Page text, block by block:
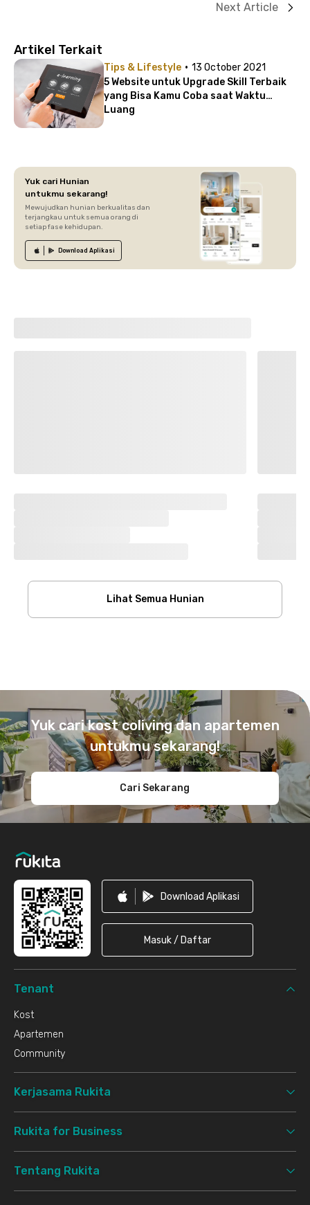
Next Article
Artikel Terkait
Tips & Lifestyle · 13 October 2021
5 Website untuk Upgrade Skill Terbaik
yang Bisa Kamu Coba saat Waktu
Luang
Yuk cari Hunian
untukmu sekarang!
Mewujudkan hunian berkualitas dan
terjangkau untuk semua orang di
setiap fase kehidupan.
Download Aplikasi
Lihat Semua Hunian
Yuk cari kost coliving dan apartemen
untukmu sekarang!
Cari Sekarang
Download Aplikasi
Masuk / Daftar
Tenant
Kost
Apartemen
Community
Kerjasama Rukita
Rukita for Business
Tentang Rukita